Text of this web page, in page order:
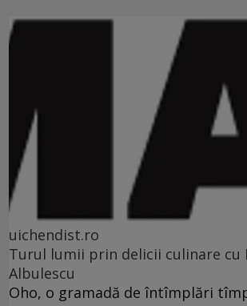
uichendist.ro
Turul lumii prin delicii culinare cu
Albulescu
Oho, o gramadă de întîmplări